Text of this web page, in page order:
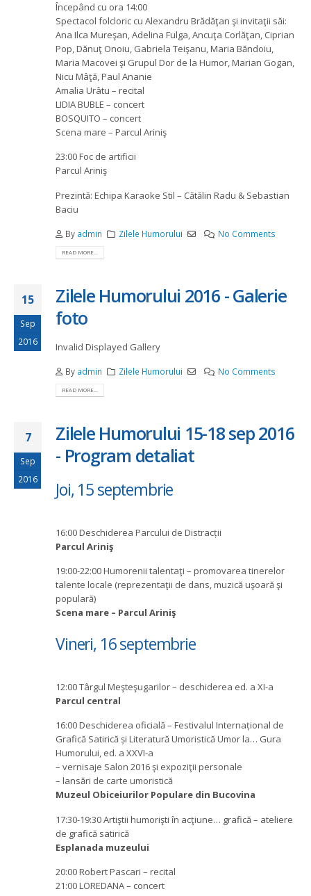
Începând cu ora 14:00
Spectacol folcloric cu Alexandru Brădăţan şi invitaţii săi:
Ana Ilca Mureşan, Adelina Fulga, Ancuţa Corlăţan, Ciprian
Pop, Dănuţ Onoiu, Gabriela Teişanu, Maria Băndoiu,
Maria Macovei şi Grupul Dor de la Humor, Marian Gogan,
Nicu Mâţă, Paul Ananie
Amalia Urâtu – recital
LIDIA BUBLE – concert
BOSQUITO – concert
Scena mare – Parcul Ariniş
23:00 Foc de artificii
Parcul Ariniş
Prezintă: Echipa Karaoke Stil – Cătălin Radu & Sebastian
Baciu
By admin Zilele Humorului No Comments
READ MORE...
15
Sep
2016
Zilele Humorului 2016 - Galerie
foto
Invalid Displayed Gallery
By admin Zilele Humorului No Comments
READ MORE...
7
Sep
2016
Zilele Humorului 15-18 sep 2016
- Program detaliat
Joi, 15 septembrie
16:00 Deschiderea Parcului de Distracții
Parcul Ariniş
19:00-22:00 Humorenii talentaţi – promovarea tinerelor
talente locale (reprezentaţii de dans, muzică uşoară şi
populară)
Scena mare – Parcul Ariniş
Vineri, 16 septembrie
12:00 Târgul Meşteşugarilor – deschiderea ed. a XI-a
Parcul central
16:00 Deschiderea oficială – Festivalul Internațional de
Grafică Satirică și Literatură Umoristică Umor la… Gura
Humorului, ed. a XXVI-a
– vernisaje Salon 2016 şi expoziţii personale
– lansări de carte umoristică
Muzeul Obiceiurilor Populare din Bucovina
17:30-19:30 Artiştii humorişti în acţiune… grafică – ateliere
de grafică satirică
Esplanada muzeului
20:00 Robert Pascari – recital
21:00 LOREDANA – concert